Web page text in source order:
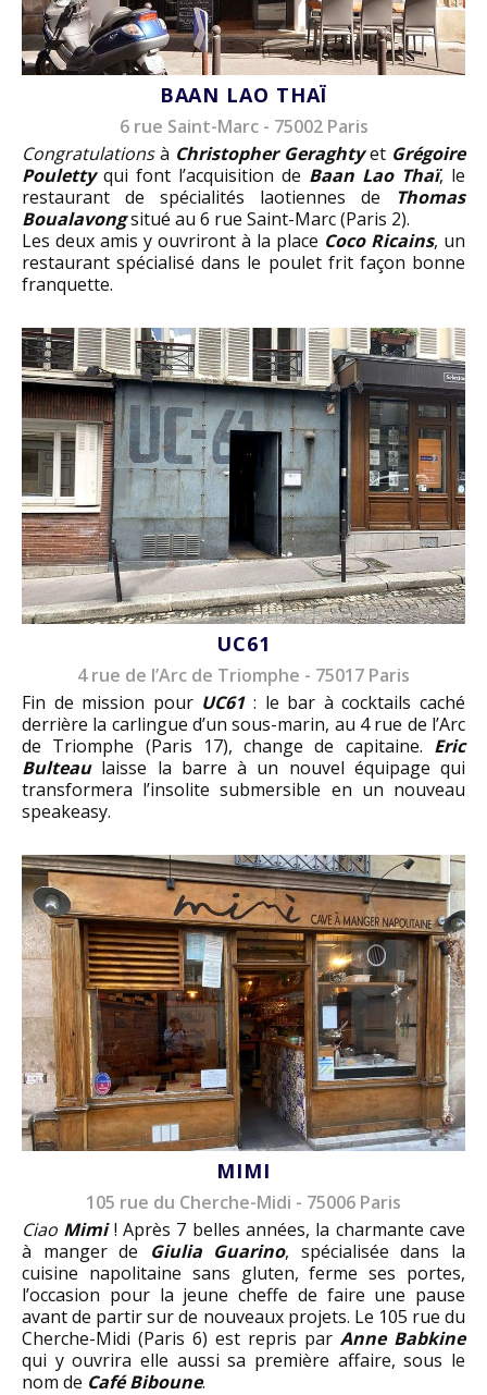
BAAN LAO THAÏ
6 rue Saint-Marc - 75002 Paris
Congratulationsà Christopher Geraghtyet Grégoire
Poulettyqui font l’acquisition de Baan Lao Thaï, le
restaurant de spécialités laotiennes de Thomas
Boualavongsitué au 6 rue Saint-Marc (Paris 2).
Les deux amis y ouvriront à la place Coco Ricains, un
restaurant spécialisé dans le poulet frit façon bonne
franquette.
UC61
4 rue de l’Arc de Triomphe - 75017 Paris
Fin de mission pour UC61: le bar à cocktails caché
derrière la carlingue d’un sous-marin, au 4 rue de l’Arc
de Triomphe (Paris 17), change de capitaine. Eric
Bulteaulaisse la barre à un nouvel équipage qui
transformera l’insolite submersible en un nouveau
speakeasy.
MIMI
105 rue du Cherche-Midi - 75006 Paris
Ciao Mimi ! Après 7 belles années, la charmante cave
à manger de
Giulia Guarino, spécialisée dans la
cuisine napolitaine sans gluten, ferme ses portes,
l’occasion pour la jeune cheffe de faire une pause
avant de partir sur de nouveaux projets. Le 105 rue du
Cherche-Midi (Paris 6) est repris par Anne Babkine
qui y ouvrira elle aussi sa première affaire, sous le
nom de Café Biboune.